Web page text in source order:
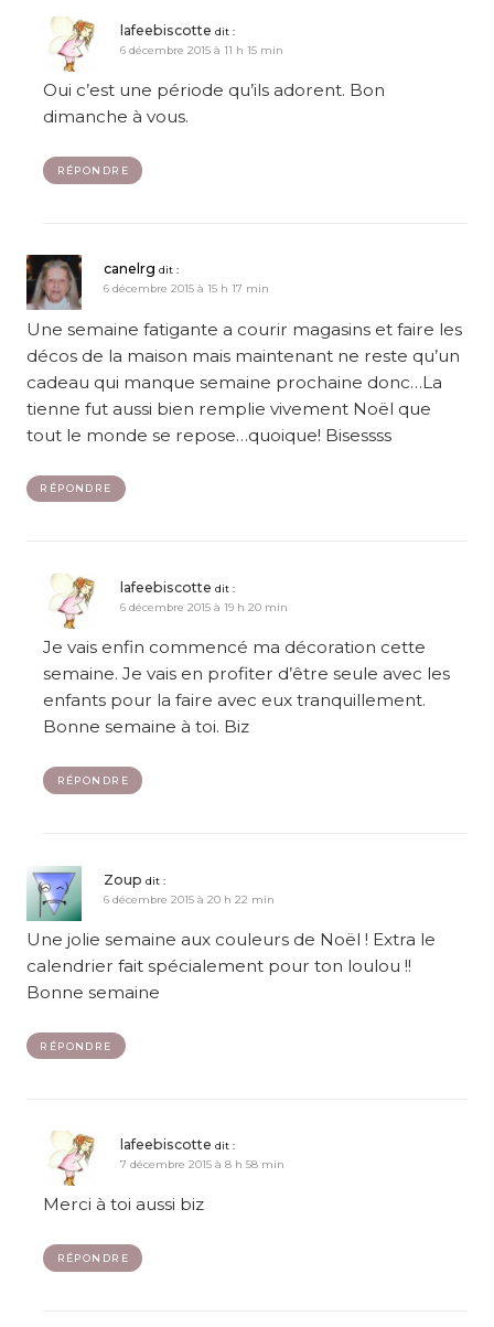
lafeebiscotte dit :
6 décembre 2015 à 11 h 15 min
Oui c’est une période qu’ils adorent. Bon
dimanche à vous.
RÉPONDRE
canelrg dit :
6 décembre 2015 à 15 h 17 min
Une semaine fatigante a courir magasins et faire les
décos de la maison mais maintenant ne reste qu’un
cadeau qui manque semaine prochaine donc…La
tienne fut aussi bien remplie vivement Noël que
tout le monde se repose…quoique! Bisessss
RÉPONDRE
lafeebiscotte dit :
6 décembre 2015 à 19 h 20 min
Je vais enfin commencé ma décoration cette
semaine. Je vais en profiter d’être seule avec les
enfants pour la faire avec eux tranquillement.
Bonne semaine à toi. Biz
RÉPONDRE
Zoup dit :
6 décembre 2015 à 20 h 22 min
Une jolie semaine aux couleurs de Noël ! Extra le
calendrier fait spécialement pour ton loulou !!
Bonne semaine
RÉPONDRE
lafeebiscotte dit :
7 décembre 2015 à 8 h 58 min
Merci à toi aussi biz
RÉPONDRE